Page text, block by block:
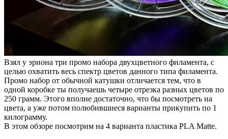
Взял у эриона три промо набора двухцветного филамента, с
целью охватить весь спектр цветов данного типа филамента.
Промо набор от обычной катушки отличается тем, что в
одной коробке ты получаешь четыре отрезка разных цветов по
250 грамм. Этого вполне достаточно, что бы посмотреть на
цвета, а уже потом полюбившиеся варианты прикупить по 1
килограмму.
В этом обзоре посмотрим на 4 варианта пластика PLA Matte.